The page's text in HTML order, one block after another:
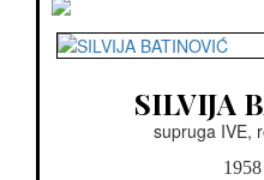
SILVIJA
supruga IVE,